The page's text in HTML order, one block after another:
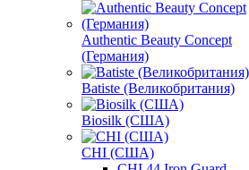
Authentic Beauty Concept
(Германия)
Batiste (Великобритания)
Biosilk (США)
CHI (США)